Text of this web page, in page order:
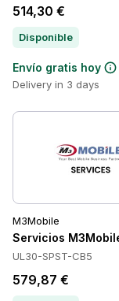
514,30 €
Disponible
Envío gratis hoy
Delivery in 3 days
M3Mobile
Servicios
UL30-SPST-CB5
579,87 €